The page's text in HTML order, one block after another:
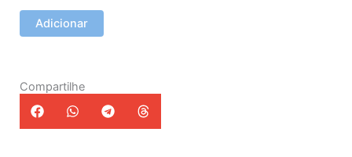
Adicionar
Compartilhe